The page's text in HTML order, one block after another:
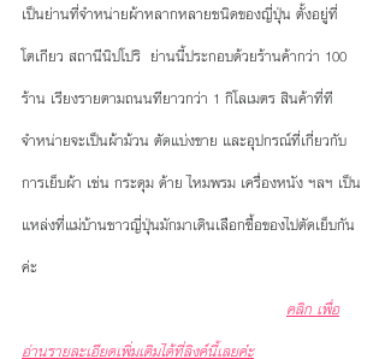
เป็นย่านที่จำหน่ายผ้าหลากหลายชนิดของญี่ปุ่น ตั้งอยู่ที่
โตเกียว สถานีนิปโปริ  ย่านนี้ประกอบด้วยร้านค้ากว่า 100
ร้าน เรียงรายตามถนนทียาวกว่า 1 กิโลเมตร สินค้าที่ที
จำหน่ายจะเป็นผ้าม้วน ตัดแบ่งขาย และอุปกรณ์ที่เกี่ยวกับ
การเย็บผ้า เช่น กระดุม ด้าย ไหมพรม เครื่องหนัง ฯลฯ เป็น
แหล่งที่แม่บ้านชาวญี่ปุ่นมักมาเดินเลือกซื้อของไปตัดเย็บกัน
ค่ะ
คลิก เพื่อ
อ่านรายละเอียดเพิ่มเติมได้ที่ลิงค์นี้เลยค่่ะ